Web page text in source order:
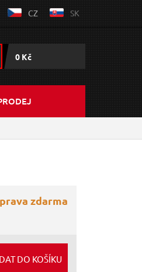
CZ SK
0 Kč
zdarma
DO KOŠÍKU